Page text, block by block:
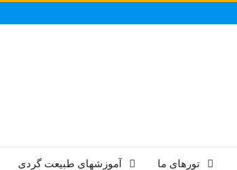
تورهای ما آموزشهای طبیعت گردی